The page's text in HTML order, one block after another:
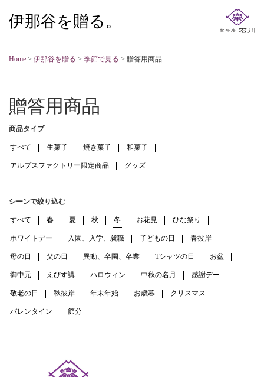
伊那谷を贈る。
Home > 伊那谷を贈る > 季節で見る > 贈答用商品
贈答用商品
商品タイプ
すべて 生菓子 焼き菓子 和菓子
アルプスファクトリー限定商品 グッズ
シーンで絞り込む
すべて 春 夏 秋 冬 お花見 ひな祭り
ホワイトデー 入園、入学、就職 子どもの日 春彼岸
母の日 父の日 異動、卒園、卒業 Tシャツの日 お盆
御中元 えびす講 ハロウィン 中秋の名月 感謝デー
敬老の日 秋彼岸 年末年始 お歳暮 クリスマス
バレンタイン 節分